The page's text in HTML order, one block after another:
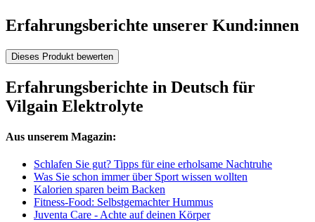
Erfahrungsberichte unserer Kund:innen
Dieses Produkt bewerten
Erfahrungsberichte in Deutsch für
Vilgain Elektrolyte
Aus unserem Magazin:
Schlafen Sie gut? Tipps für eine erholsame Nachtruhe
Was Sie schon immer über Sport wissen wollten
Kalorien sparen beim Backen
Fitness-Food: Selbstgemachter Hummus
Juventa Care - Achte auf deinen Körper